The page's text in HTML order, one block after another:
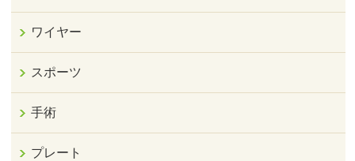
ワイヤー
スポーツ
手術
プレート